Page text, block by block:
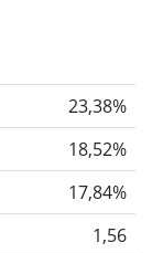
Wir
Daten der
kannst, ob
stärker
23,38%
18,52%
17,84%
1,56